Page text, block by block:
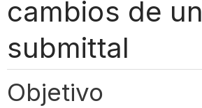
cambios de un
submittal
Objetivo